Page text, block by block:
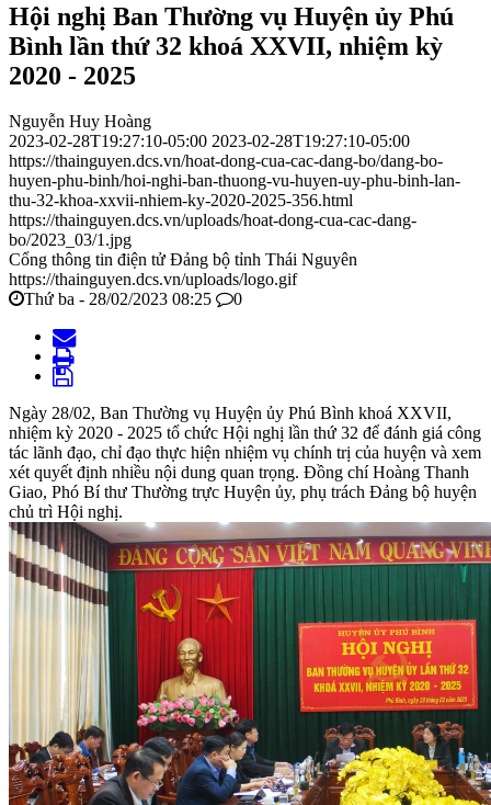
Hội nghị Ban Thường vụ Huyện ủy Phú
Bình lần thứ 32 khoá XXVII, nhiệm kỳ
2020 - 2025
Nguyễn Huy Hoàng
2023-02-28T19:27:10-05:00 2023-02-28T19:27:10-05:00
https://thainguyen.dcs.vn/hoat-dong-cua-cac-dang-bo/dang-bo-
huyen-phu-binh/hoi-nghi-ban-thuong-vu-huyen-uy-phu-binh-lan-
thu-32-khoa-xxvii-nhiem-ky-2020-2025-356.html
https://thainguyen.dcs.vn/uploads/hoat-dong-cua-cac-dang-
bo/2023_03/1.jpg
Cổng thông tin điện tử Đảng bộ tỉnh Thái Nguyên
https://thainguyen.dcs.vn/uploads/logo.gif
Thứ ba - 28/02/2023 08:25
0
Ngày 28/02, Ban Thường vụ Huyện ủy Phú Bình khoá XXVII,
nhiệm kỳ 2020 - 2025 tổ chức Hội nghị lần thứ 32 để đánh giá công
tác lãnh đạo, chỉ đạo thực hiện nhiệm vụ chính trị của huyện và xem
xét quyết định nhiều nội dung quan trọng. Đồng chí Hoàng Thanh
Giao, Phó Bí thư Thường trực Huyện ủy, phụ trách Đảng bộ huyện
chủ trì Hội nghị.